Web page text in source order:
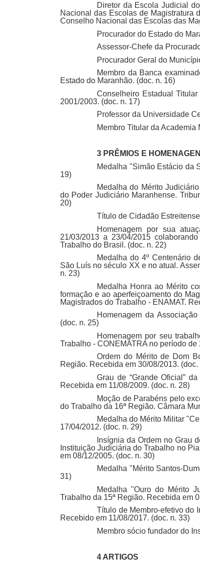
Diretor da Escola Judicial
Nacional das Escolas de Magistratura
Conselho Nacional das Escolas das
Procurador do Estado do
Assessor-Chefe da
Procurador Geral do
Membro da Banca
Estado do Maranhão. (doc. n. 16)
Conselheiro Estadual
2001/2003. (doc. n. 17)
Professor da Universidade
Membro Titular da
3 PRÊMIOS E
Medalha "Simão Estácio da
19)
Medalha do Mérito
do Poder Judiciário Maranhense.
20)
Título de Cidadão
Homenagem por sua
21/03/2013 a 23/04/2015
Trabalho do Brasil. (doc. n. 22)
Medalha do 4º Centenário
São Luís no século XX e no atual.
n. 23)
Medalha Honra ao Mérito
formação e ao aperfeiçoamento do
Magistrados do Trabalho - ENAMAT.
Homenagem da
(doc. n. 25)
Homenagem por seu
Trabalho - CONEMATRA no período
Ordem do Mérito de Dom
Região. Recebida em 30/08/2013. (doc.
Grau de “Grande Oficial”
Recebida em 11/08/2009. (doc. n. 28)
Moção de Parabéns pelo
do Trabalho da 16ª Região. Câmara
Medalha do Mérito Militar
17/04/2012. (doc. n. 29)
Insígnia da Ordem no Grau
Instituição Judiciária do Trabalho no
em 08/12/2005. (doc. n. 30)
Medalha "Mérito Santos-
31)
Medalha "Ouro do Mérito
Trabalho da 15ª Região. Recebida em
Título de Membro-efetivo do
Recebido em 11/08/2017. (doc. n. 33)
Membro sócio fundador do
4 ARTIGOS